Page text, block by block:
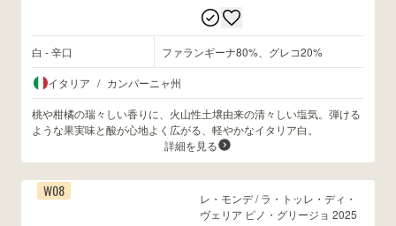
wine@とは
白 - 辛口 ファランギーナ80%、グレコ20%
イタリア / カンパーニャ州
桃や柑橘の瑞々しい香りに、火山性土壌由来の清々しい塩気。弾ける
ような果実味と酸が心地よく広がる、軽やかなイタリア白。
詳細を見る
W08
レ・モンデ / ラ・トッレ・ディ・
ヴェリア ピノ・グリージョ 2025